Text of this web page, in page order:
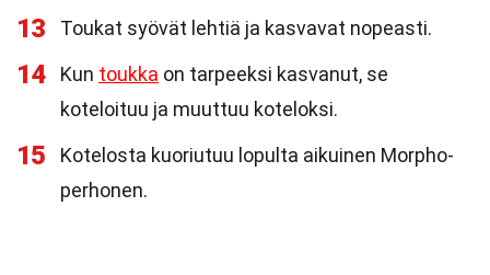
13 Toukat syövät lehtiä ja kasvavat nopeasti.
14 Kun toukka on tarpeeksi kasvanut, se
koteloituu ja muuttuu koteloksi.
15
Kotelosta kuoriutuu lopulta aikuinen Morpho-
perhonen.